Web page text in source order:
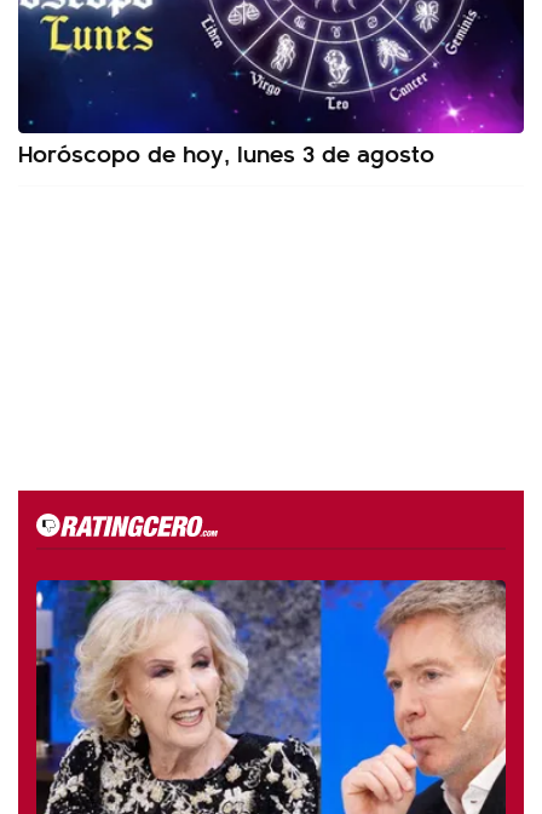
Horóscopo de hoy, lunes 3 de agosto